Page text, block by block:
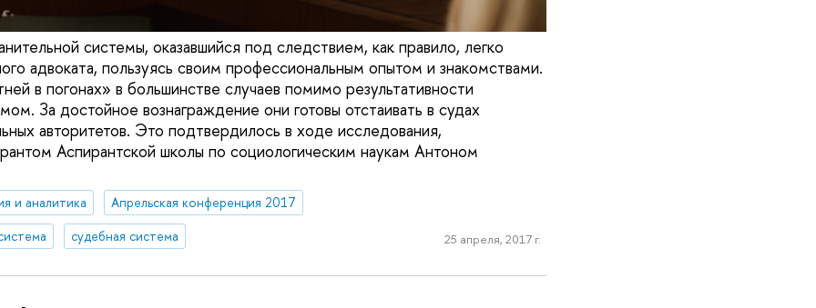
системы, оказавшийся под следствием, как правило, легко
адвоката, пользуясь своим профессиональным опытом и знакомствами.
в погонах» в большинстве случаев помимо результативности
За достойное вознаграждение они готовы отстаивать в судах
авторитетов. Это подтвердилось в ходе исследования,
Аспирантской школы по социологическим наукам Антоном
и аналитика
Апрельская конференция 2017
судебная система 25 апреля, 2017 г.